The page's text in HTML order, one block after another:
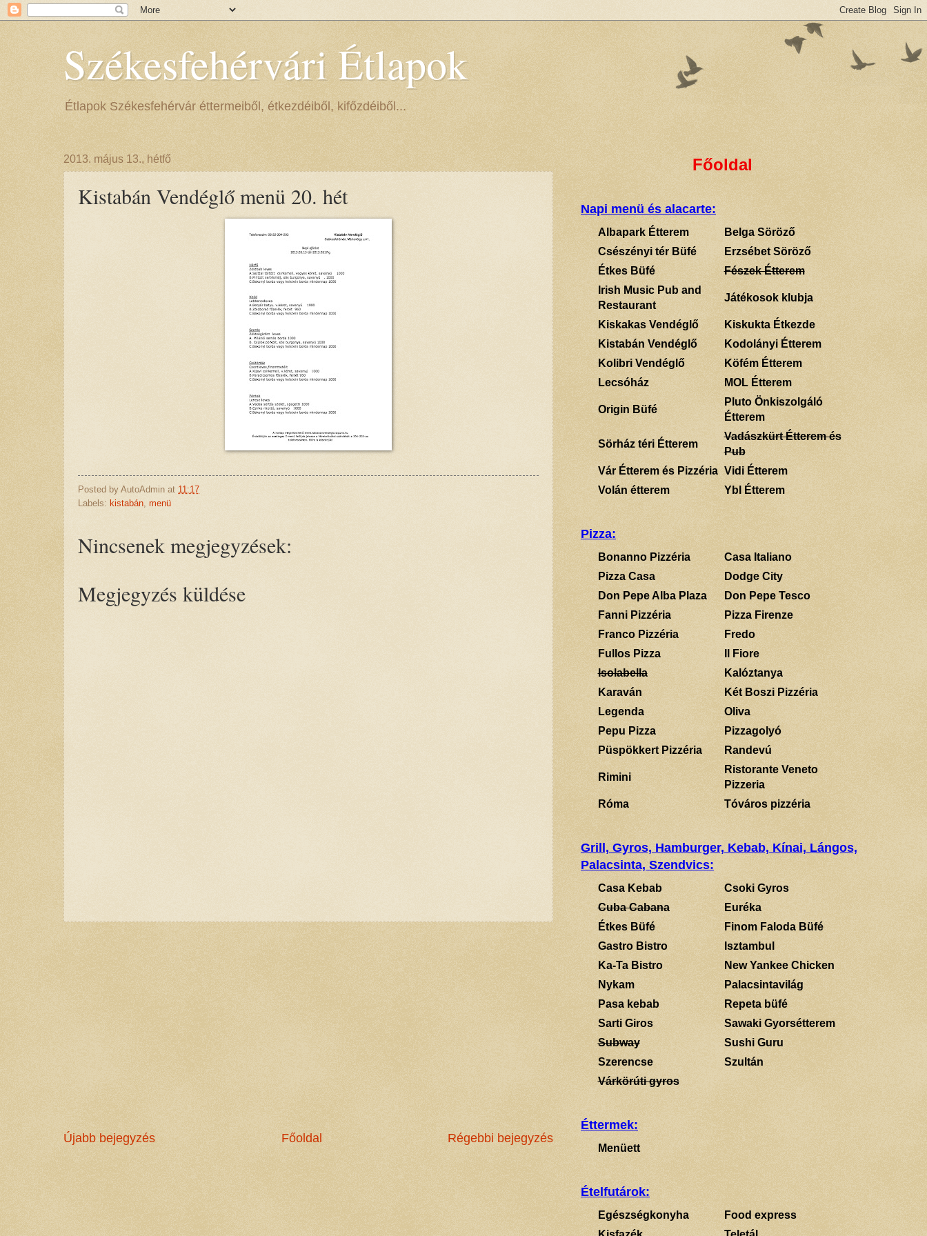
Székesfehérvári Étlapok
Étlapok Székesfehérvár éttermeiből, étkezdéiből, kifőzdéiből...
2013. május 13., hétfő
Kistabán Vendéglő menü 20. hét
Posted by AutoAdmin at 11:17
Labels: kistabán menü
Nincsenek megjegyzések:
Megjegyzés küldése
Újabb bejegyzés Régebbi bejegyzés
Főoldal
Főoldal
Napi menü és alacarte:
Albapark Étterem
Belga Söröző
Csészényi tér Büfé
Erzsébet Söröző
Étkes Büfé
Fészek Étterem
Irish Music Pub and
Restaurant
Játékosok klubja
Kiskakas Vendéglő
Kiskukta Étkezde
Kistabán Vendéglő
Kodolányi Étterem
Kolibri Vendéglő
Köfém Étterem
Lecsóház
MOL Étterem
Origin Büfé
Pluto Önkiszolgáló
Étterem
Sörház téri Étterem
Vadászkürt Étterem és
Pub
Vár Étterem és Pizzéria Vidi Étterem
Volán étterem
Ybl Étterem
Pizza:
Bonanno Pizzéria
Casa Italiano
Pizza Casa
Dodge City
Don Pepe Alba Plaza
Don Pepe Tesco
Fanni Pizzéria
Pizza Firenze
Franco Pizzéria
Fredo
Fullos Pizza
Il Fiore
Isolabella
Kalóztanya
Karaván
Két Boszi Pizzéria
Legenda
Oliva
Pepu Pizza
Pizzagolyó
Püspökkert Pizzéria
Randevú
Rimini
Ristorante Veneto
Pizzeria
Róma
Tóváros pizzéria
Grill, Gyros, Hamburger, Kebab, Kínai, Lángos,
Palacsinta, Szendvics:
Casa Kebab
Csoki Gyros
Cuba Cabana
Euréka
Étkes Büfé
Finom Faloda Büfé
Gastro Bistro
Isztambul
Ka-Ta Bistro
New Yankee Chicken
Nykam
Palacsintavilág
Pasa kebab
Repeta büfé
Sarti Giros
Sawaki Gyorsétterem
Subway
Sushi Guru
Szerencse
Szultán
Várkörúti gyros
Éttermek:
Menüett
Ételfutárok:
Egészségkonyha
Food express